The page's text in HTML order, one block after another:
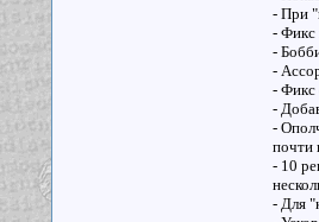
- При
- Фикс
-
-
- Фикс
-
-
почти
- 10
- Для